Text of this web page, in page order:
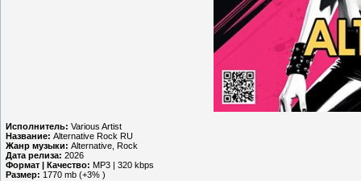
Исполнитель: Various Artist
Название: Alternative Rock RU
Жанр музыки: Alternative, Rock
Дата релиза: 2026
Формат | Качество: MP3 | 320 kbps
Размер: 1770 mb (+3% )